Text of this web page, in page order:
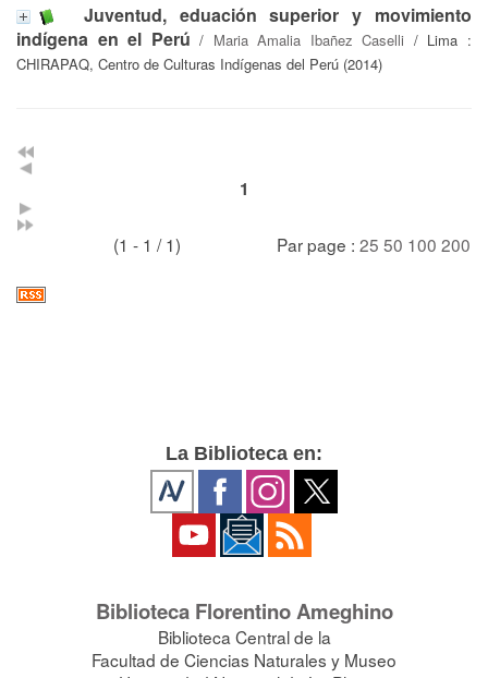
Juventud, eduación superior y movimiento
indígena en el Perú / Maria Amalia Ibañez Caselli / Lima :
CHIRAPAQ, Centro de Culturas Indígenas del Perú (2014)
1
(1 - 1 / 1) Par page : 25 50 100 200
La Biblioteca en:
Biblioteca Florentino Ameghino
Biblioteca Central de la
Facultad de Ciencias Naturales y Museo